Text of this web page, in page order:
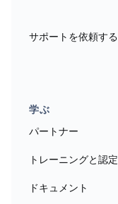
サポートを依頼する
学ぶ
パートナー
トレーニングと認定
ドキュメント